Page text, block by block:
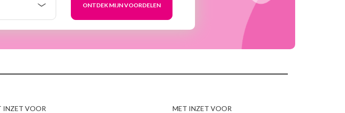
INZET VOOR
MET INZET VOOR